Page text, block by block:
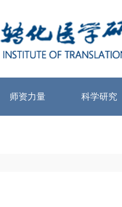
师资力量 科学研究